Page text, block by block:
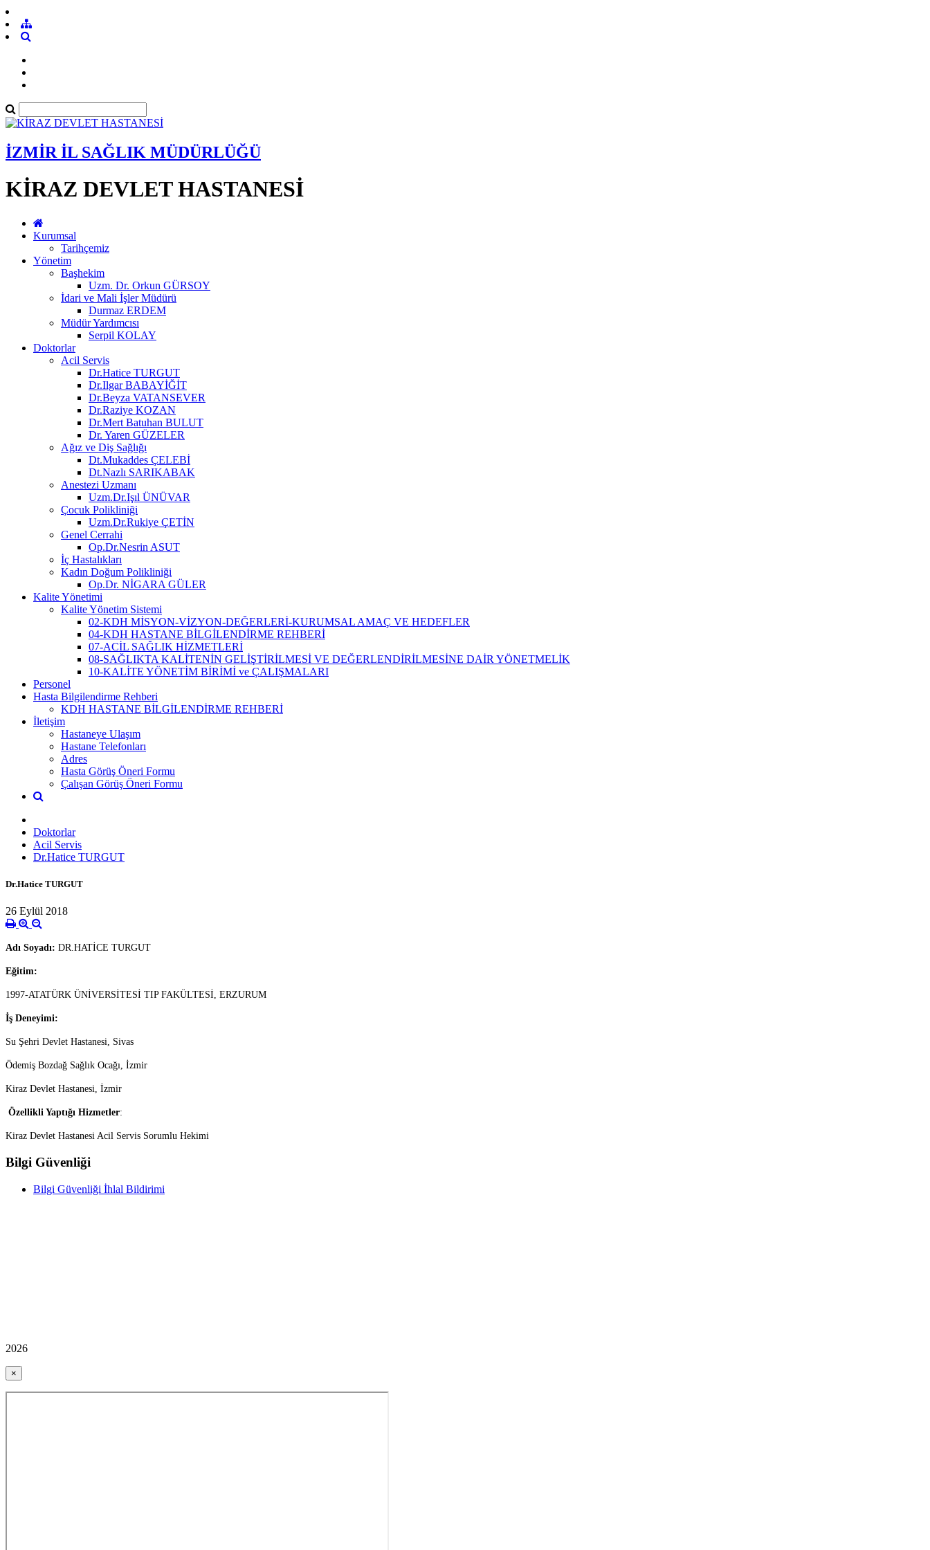
İZMİR İL SAĞLIK MÜDÜRLÜĞÜ
KİRAZ DEVLET HASTANESİ
Kurumsal
Tarihçemiz
Yönetim
Başhekim
Uzm. Dr. Orkun GÜRSOY
İdari ve Mali İşler Müdürü
Durmaz ERDEM
Müdür Yardımcısı
Serpil KOLAY
Doktorlar
Acil Servis
Dr.Hatice TURGUT
Dr.Ilgar BABAYİĞİT
Dr.Beyza VATANSEVER
Dr.Raziye KOZAN
Dr.Mert Batuhan BULUT
Dr. Yaren GÜZELER
Ağız ve Diş Sağlığı
Dt.Mukaddes ÇELEBİ
Dt.Nazlı SARIKABAK
Anestezi Uzmanı
Uzm.Dr.Işıl ÜNÜVAR
Çocuk Polikliniği
Uzm.Dr.Rukiye ÇETİN
Genel Cerrahi
Op.Dr.Nesrin ASUT
İç Hastalıkları
Kadın Doğum Polikliniği
Op.Dr. NİGARA GÜLER
Kalite Yönetimi
Kalite Yönetim Sistemi
02-KDH MİSYON-VİZYON-DEĞERLERİ-KURUMSAL AMAÇ VE HEDEFLER
04-KDH HASTANE BİLGİLENDİRME REHBERİ
07-ACİL SAĞLIK HİZMETLERİ
08-SAĞLIKTA KALİTENİN GELİŞTİRİLMESİ VE DEĞERLENDİRİLMESİNE DAİR YÖNETMELİK
10-KALİTE YÖNETİM BİRİMİ ve ÇALIŞMALARI
Personel
Hasta Bilgilendirme Rehberi
KDH HASTANE BİLGİLENDİRME REHBERİ
İletişim
Hastaneye Ulaşım
Hastane Telefonları
Adres
Hasta Görüş Öneri Formu
Çalışan Görüş Öneri Formu
Doktorlar
Acil Servis
Dr.Hatice TURGUT
Dr.Hatice TURGUT
26 Eylül 2018
Adı Soyadı: DR.HATİCE TURGUT
Eğitim:
1997-ATATÜRK ÜNİVERSİTESİ TIP FAKÜLTESİ, ERZURUM
İş Deneyimi:
Su Şehri Devlet Hastanesi, Sivas
Ödemiş Bozdağ Sağlık Ocağı, İzmir
Kiraz Devlet Hastanesi, İzmir
Özellikli Yaptığı Hizmetler:
Kiraz Devlet Hastanesi Acil Servis Sorumlu Hekimi
Bilgi Güvenliği
Bilgi Güvenliği İhlal Bildirimi
2026
×